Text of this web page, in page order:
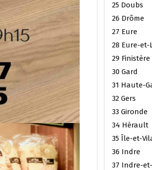
25 Doubs
26 Drôme
27 Eure
28 Eure-et-
29 Finistère
30 Gard
31 Haute-
32 Gers
33 Gironde
34 Hérault
35 Île-et-
36 Indre
37 Indre-